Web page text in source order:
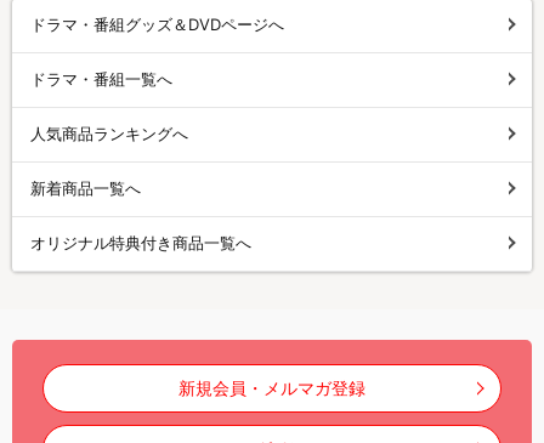
ドラマ・番組グッズ＆DVDページへ
ドラマ・番組一覧へ
人気商品ランキングへ
新着商品一覧へ
オリジナル特典付き商品一覧へ
新規会員・メルマガ登録